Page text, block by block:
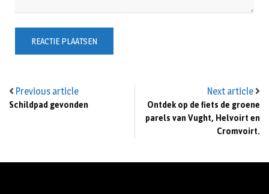
Previous article
Schildpad gevonden
Next article
Ontdek op de fiets de groene
parels van Vught, Helvoirt en
Cromvoirt.